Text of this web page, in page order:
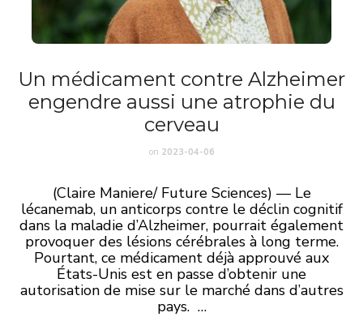
Un médicament contre Alzheimer
engendre aussi une atrophie du
cerveau
on 2023-04-06
(Claire Maniere/ Future Sciences) — Le
lécanemab, un anticorps contre le déclin cognitif
dans la maladie d’Alzheimer, pourrait également
provoquer des lésions cérébrales à long terme.
Pourtant, ce médicament déjà approuvé aux
États-Unis est en passe d’obtenir une
autorisation de mise sur le marché dans d’autres
pays. …